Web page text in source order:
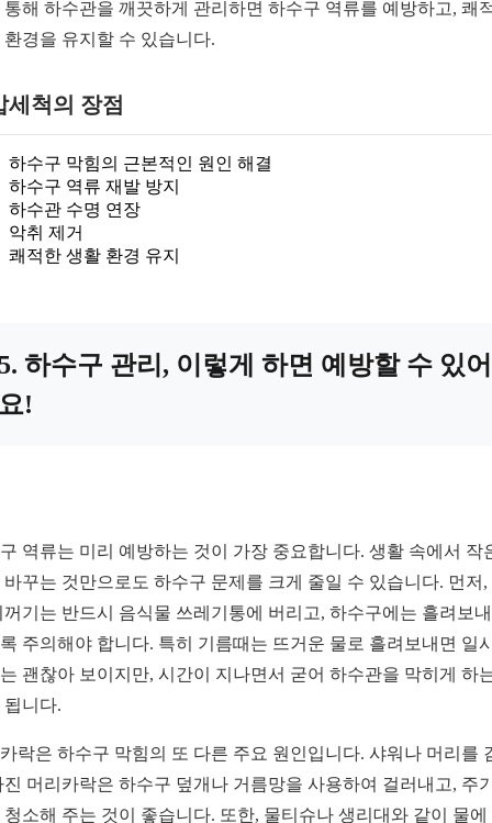
통해 하수관을 깨끗하게 관리하면 하수구 역류를 예방하고, 쾌
환경을 유지할 수 있습니다.
세척의 장점
하수구 막힘의 근본적인 원인 해결
하수구 역류 재발 방지
하수관 수명 연장
악취 제거
쾌적한 생활 환경 유지
하수구 관리, 이렇게 하면 예방할 수 있어
!
역류는 미리 예방하는 것이 가장 중요합니다. 생활 속에서 작
바꾸는 것만으로도 하수구 문제를 크게 줄일 수 있습니다. 먼저,
꺼기는 반드시 음식물 쓰레기통에 버리고, 하수구에는 흘려보
주의해야 합니다. 특히 기름때는 뜨거운 물로 흘려보내면 일
괜찮아 보이지만, 시간이 지나면서 굳어 하수관을 막히게 하
됩니다.
락은 하수구 막힘의 또 다른 주요 원인입니다. 샤워나 머리를
진 머리카락은 하수구 덮개나 거름망을 사용하여 걸러내고, 주
청소해 주는 것이 좋습니다. 또한, 물티슈나 생리대와 같이 물에